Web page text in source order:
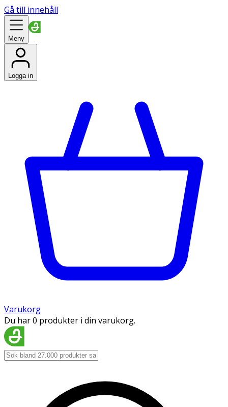
Gå till innehåll
Meny
Logga in
Varukorg
Du har 0 produkter i din varukorg.